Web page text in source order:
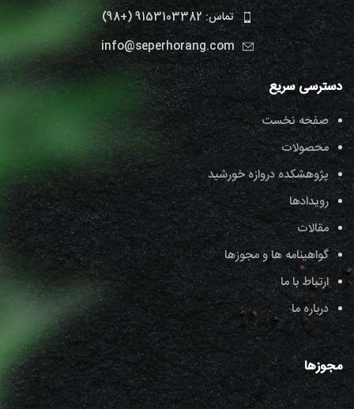
تماس: 9153103382 (+98)
info@seperhorang.com
دسترسی سریع
صفحه نخست
محصولات
پژوهشکده دروازه خورشید
رویدادها
مقالات
گواهینامه ها و مجوزها
ارتباط با ما
درباره ما
مجوزها